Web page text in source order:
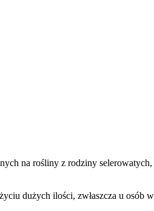
na rośliny z rodziny
dużych ilości, zwłaszcza u osób